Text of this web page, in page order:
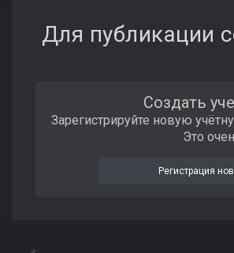
Для публикации
Создать
Зарегистрируйте новую
Это
Регистрация